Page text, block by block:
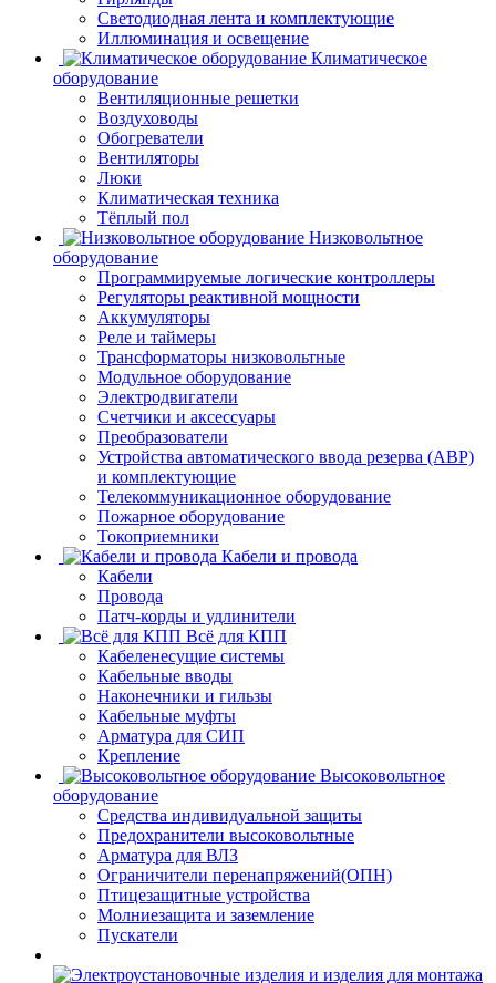
Светодиодная лента и комплектующие
Иллюминация и освещение
Климатическое
оборудование
Вентиляционные решетки
Воздуховоды
Обогреватели
Вентиляторы
Люки
Климатическая техника
Тёплый пол
Низковольтное
оборудование
Программируемые логические контроллеры
Регуляторы реактивной мощности
Аккумуляторы
Реле и таймеры
Трансформаторы низковольтные
Модульное оборудование
Электродвигатели
Счетчики и аксессуары
Преобразователи
Устройства автоматического ввода резерва (АВР)
и комплектующие
Телекоммуникационное оборудование
Пожарное оборудование
Токоприемники
Кабели и провода
Кабели
Провода
Патч-корды и удлинители
Всё для КПП
Кабеленесущие системы
Кабельные вводы
Наконечники и гильзы
Кабельные муфты
Арматура для СИП
Крепление
Высоковольтное
оборудование
Средства индивидуальной защиты
Предохранители высоковольтные
Арматура для ВЛЗ
Ограничители перенапряжений(ОПН)
Птицезащитные устройства
Молниезащита и заземление
Пускатели